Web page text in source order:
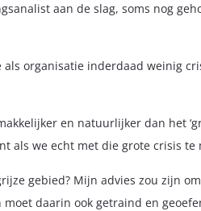
aan de slag, soms nog
organisatie inderdaad weinig
en natuurlijker dan het
als we echt met die grote crisis
gebied? Mijn advies zou zijn
daarin ook getraind en